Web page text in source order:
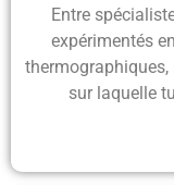
Entre
expérimentés
thermographiques,
sur laquelle